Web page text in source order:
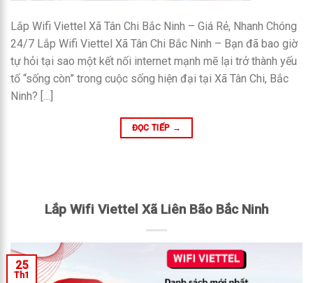
Lắp Wifi Viettel Xã Tân Chi Bắc Ninh – Giá Rẻ, Nhanh Chóng
24/7 Lắp Wifi Viettel Xã Tân Chi Bắc Ninh – Bạn đã bao giờ
tự hỏi tại sao một kết nối internet mạnh mẽ lại trở thành yếu
tố “sống còn” trong cuộc sống hiện đại tại Xã Tân Chi, Bắc
Ninh? […]
ĐỌC TIẾP →
Lắp Wifi Viettel Xã Liên Bão Bắc Ninh
25
Th1